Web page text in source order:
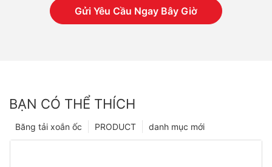
Gửi Yêu Cầu Ngay Bây Giờ
BẠN CÓ THỂ THÍCH
danh mục mới
PRODUCT
Băng tải xoắn ốc